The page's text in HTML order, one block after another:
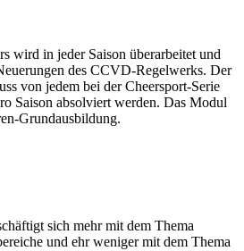
wird in jeder Saison überarbeitet und
des CCVD-Regelwerks. Der
von jedem bei der Cheersport-Serie
Saison absolviert werden. Das Modul
Grundausbildung.
sich mehr mit dem Thema
und ehr weniger mit dem Thema